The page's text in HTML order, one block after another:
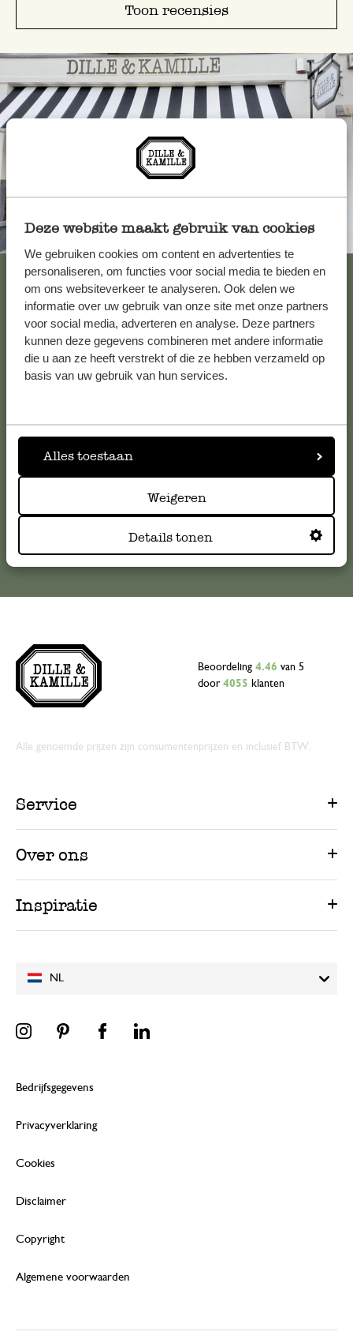
Deze website maakt gebruik van cookies
We gebruiken cookies om content en advertenties te
personaliseren, om functies voor social media te bieden en
om ons websiteverkeer te analyseren. Ook delen we
informatie over uw gebruik van onze site met onze partners
voor social media, adverteren en analyse. Deze partners
kunnen deze gegevens combineren met andere informatie
die u aan ze heeft verstrekt of die ze hebben verzameld op
basis van uw gebruik van hun services.
Alles toestaan
Weigeren
Details tonen
Toon recensies
Altijd in de buurt
Bekijk alle 62 winkels
Klantenservice
Voor vragen, tips of hulp kun je contact opnemen met onze
Online Klantenservice
NL
Beoordeling 4.46 van 5
door 4055 klanten
Alle genoemde prijzen zijn consumentenprijzen en inclusief BTW.
Service
Over ons
Inspiratie
Bedrijfsgegevens
Privacyverklaring
Cookies
Disclaimer
Copyright
Algemene voorwaarden